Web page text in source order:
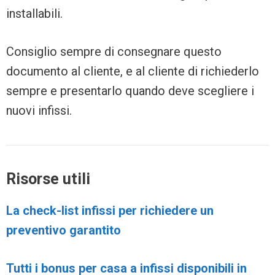
installabili.
Consiglio sempre di consegnare questo
documento al cliente, e al cliente di richiederlo
sempre e presentarlo quando deve scegliere i
nuovi infissi.
Risorse utili
La check-list infissi per richiedere un
preventivo garantito
Tutti i bonus per casa a infissi disponibili in